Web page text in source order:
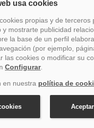
43 Ed. CBC Planta 2ª Of.
VIAJES S.L. Todos
Autorización nº
sido beneficiaria del Fondo